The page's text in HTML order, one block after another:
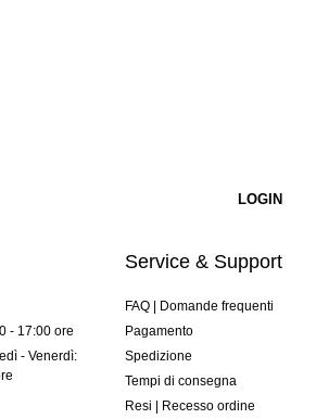
- 17:00 ore
- Venerdì:
Service & Support
FAQ | Domande frequenti
Pagamento
Spedizione
Tempi di consegna
Resi | Recesso ordine